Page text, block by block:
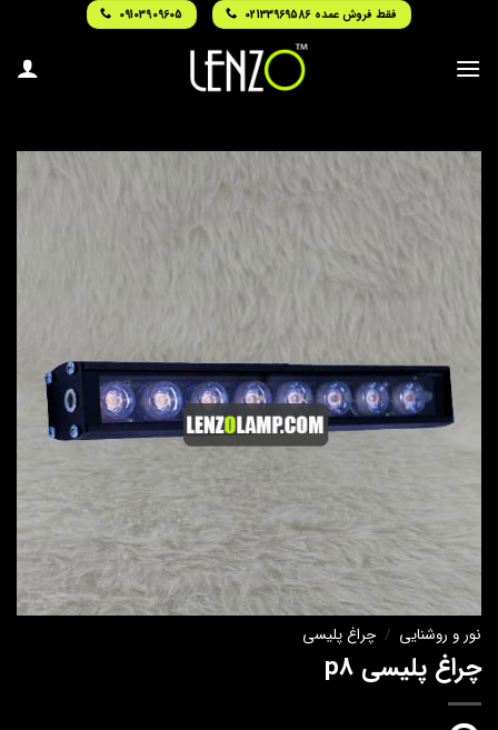
content
فقط فروش عمده 02133969586 09103909605
نور و روشنایی / چراغ پلیسی
چراغ پلیسی p8